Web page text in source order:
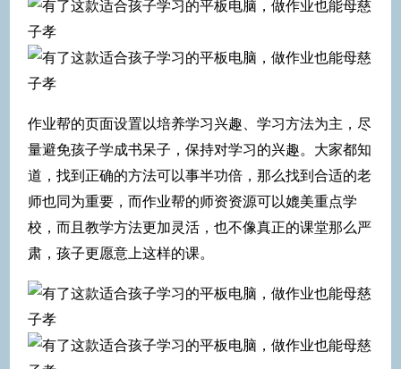
作业帮的页面设置以培养学习兴趣、学习方法为主，尽
量避免孩子学成书呆子，保持对学习的兴趣。大家都知
道，找到正确的方法可以事半功倍，那么找到合适的老
师也同为重要，而作业帮的师资资源可以媲美重点学
校，而且教学方法更加灵活，也不像真正的课堂那么严
肃，孩子更愿意上这样的课。